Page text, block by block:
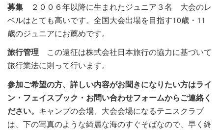
募集 ２００６年以降に生まれたジュニア３名 大会のレ
ベルはとても高いです。全国大会出場を目指す10歳・11
歳のジュニアにお薦めです。
旅行管理 この遠征は株式会社日本旅行の協力に基づいて
旅行業法に則って行います。
参加ご希望の方、詳しい内容がお聞きになりたい方はライ
ン・フェイスブック・お問い合わせフォームからご連絡く
ださい。 キャンプの会場、大会会場になるテニスクラブ
は、下の写真のような綺麗な海のすぐそばなので、早く終